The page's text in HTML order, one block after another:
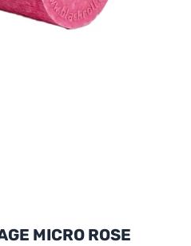
MICRO ROSE